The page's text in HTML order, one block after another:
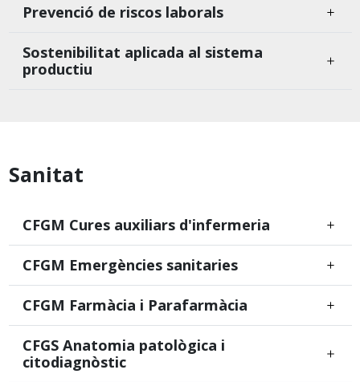
Prevenció de riscos laborals
Sostenibilitat aplicada al sistema
productiu
Sanitat
CFGM Cures auxiliars d'infermeria
CFGM Emergències sanitaries
CFGM Farmàcia i Parafarmàcia
CFGS Anatomia patològica i
citodiagnòstic